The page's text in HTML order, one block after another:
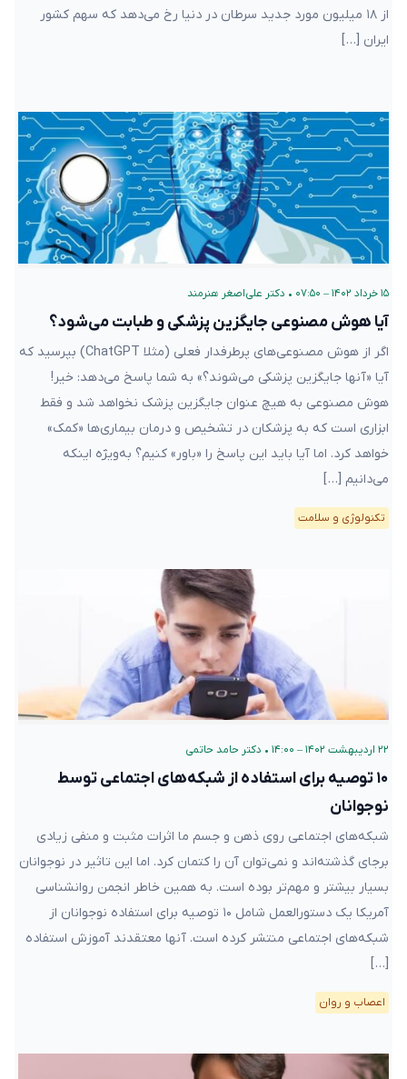
از ۱۸ میلیون مورد جدید سرطان در دنیا رخ می‌دهد که سهم کشور
ایران […]
۱۵ خرداد ۱۴۰۲ – ۰۷:۵۰ • دکتر علی‌اصغر هنرمند
آیا هوش مصنوعی جایگزین پزشکی و طبابت می‌شود؟
اگر از هوش مصنوعی‌های پرطرفدار فعلی (مثلا ChatGPT) بپرسید که
آیا «آنها جایگزین پزشکی می‌شوند؟» به شما پاسخ می‌دهد: خیر!
هوش مصنوعی به هیچ عنوان جایگزین پزشک نخواهد شد و فقط
ابزاری است که به پزشکان در تشخیص و درمان بیماری‌ها «کمک»
خواهد کرد. اما آیا باید این پاسخ را «باور» کنیم؟ به‌ویژه اینکه
می‌دانیم […]
تکنولوژی و سلامت
۲۲ اردیبهشت ۱۴۰۲ – ۱۴:۰۰ • دکتر حامد حاتمی
۱۰ توصیه برای استفاده از شبکه‌های اجتماعی توسط
نوجوانان
شبکه‌های اجتماعی روی ذهن و جسم ما اثرات مثبت و منفی زیادی
برجای گذشته‌اند و نمی‌توان آن را کتمان کرد. اما این تاثیر در نوجوانان
بسیار بیشتر و مهم‌تر بوده است. به همین خاطر انجمن روانشناسی
آمریکا یک دستورالعمل شامل ۱۰ توصیه برای استفاده نوجوانان از
شبکه‌های اجتماعی منتشر کرده است. آنها معتقدند آموزش استفاده
[…]
اعصاب و روان